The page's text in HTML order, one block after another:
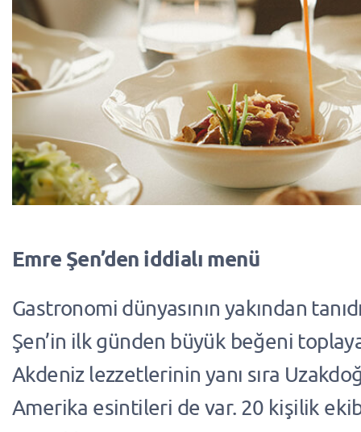
Emre Şen’den iddialı menü
Gastronomi dünyasının yakından
Şen’in ilk günden büyük beğeni
Akdeniz lezzetlerinin yanı sıra
Amerika esintileri de var. 20 kişilik